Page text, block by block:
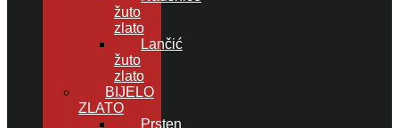
žuto
zlato
Lančić
žuto
zlato
BIJELO
ZLATO
Prsten